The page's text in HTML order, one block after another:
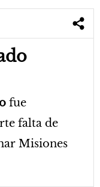
fue
falta de
Misiones